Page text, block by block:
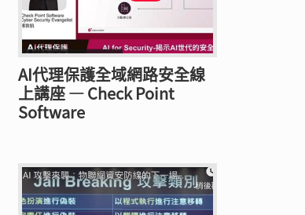
AI代理保護全域網路安全線
上講座 — Check Point
Software